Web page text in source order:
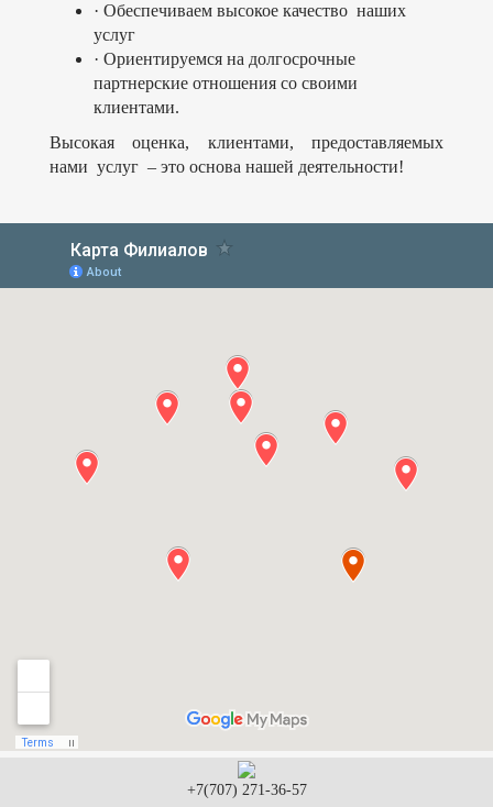
· Обеспечиваем высокое качество наших
услуг
· Ориентируемся на долгосрочные
партнерские отношения со своими
клиентами.
Высокая оценка, клиентами, предоставляемых
нами услуг – это основа нашей деятельности!
+7(707) 271-36-57